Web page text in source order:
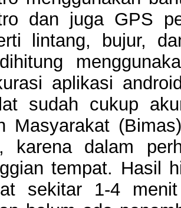
dan juga GPS
lintang, bujur,
aplikasi
sudah cukup
Masyarakat
karena dalam
tempat. Hasil
sekitar 1-4